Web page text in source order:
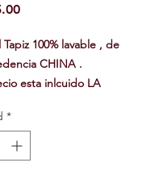
Precio
Tapiz 100% lavable , de
CHINA .
esta inlcuido LA
es por METRO CUADRADO
*